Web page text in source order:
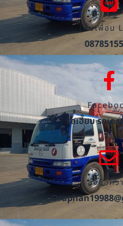
เพิ่มเพื่อน
รถเฮี๊ยบ รถเค
ส่งข้อคว